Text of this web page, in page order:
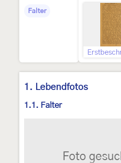
Falter
1. Lebendfotos
1.1. Falter